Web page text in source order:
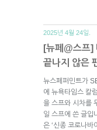
2025년 4월 24일.
[뉴페@스프
끝나지 않은
뉴스페퍼민트가
에 뉴욕타임스 칼
을 스프와 시차를
일 스프에 쓴 글입
은 ‘신종 코로나바